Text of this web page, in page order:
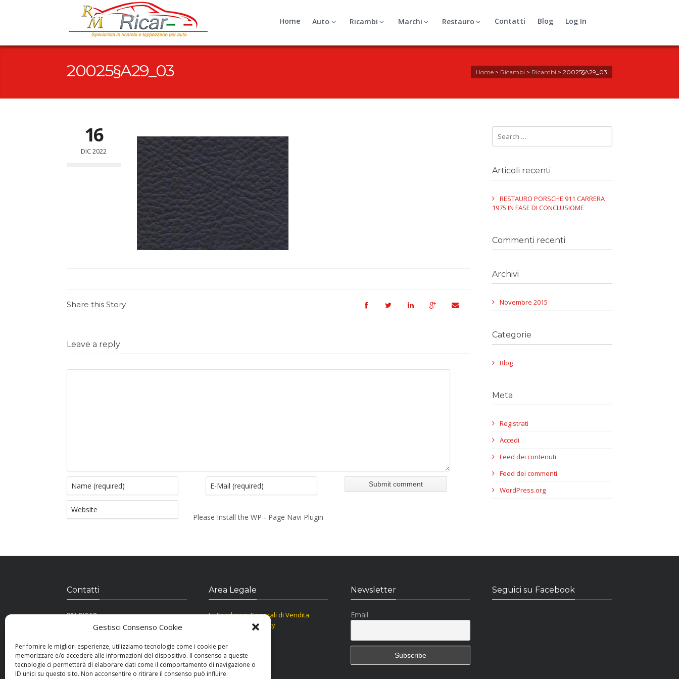
Gestisci Consenso Cookie
Per fornire le migliori esperienze, utilizziamo tecnologie come i cookie per
memorizzare e/o accedere alle informazioni del dispositivo. Il consenso a queste
tecnologie ci permetterà di elaborare dati come il comportamento di navigazione o
ID unici su questo sito. Non acconsentire o ritirare il consenso può influire
Home Auto Ricambi Marchi Restauro Contatti Blog Log In
20025§A29_03 Home> Ricambi > Ricambi > 20025§A29_03
16
DIC 2022
Share this Story
Leave a reply
Please Install the WP - Page Navi Plugin
Articoli recenti
RESTAURO PORSCHE 911 CARRERA
1975 IN FASE DI CONCLUSIOME
Commenti recenti
Archivi
Novembre 2015
Categorie
Blog
Meta
Registrati
Accedi
Feed dei contenuti
Feed dei commenti
WordPress.org
Contatti
RM RICAR
Viale Principe, Traversa via Alfieri snc
Tel. 3486014453
rmricardiraffaelemuglia@gmail.com
P.Iva 03396530788
Area Legale
Condizioni Generali di Vendita
Informativa Privacy
Newsletter
Email
Seguici su Facebook